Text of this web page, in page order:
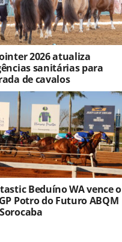
2026 atualiza
sanitárias para
de cavalos
Beduíno WA vence o
Potro do Futuro ABQM